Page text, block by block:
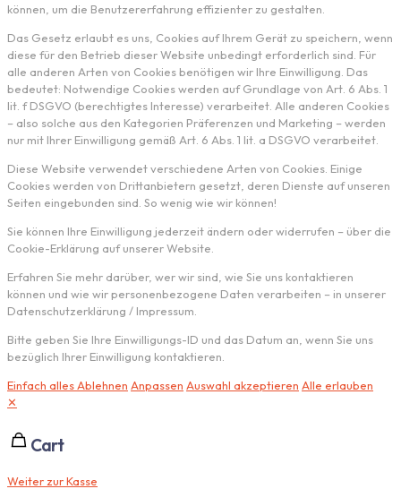
können, um die Benutzererfahrung effizienter zu gestalten.
Das Gesetz erlaubt es uns, Cookies auf Ihrem Gerät zu speichern, wenn
diese für den Betrieb dieser Website unbedingt erforderlich sind. Für
alle anderen Arten von Cookies benötigen wir Ihre Einwilligung. Das
bedeutet: Notwendige Cookies werden auf Grundlage von Art. 6 Abs. 1
lit. f DSGVO (berechtigtes Interesse) verarbeitet. Alle anderen Cookies
– also solche aus den Kategorien Präferenzen und Marketing – werden
nur mit Ihrer Einwilligung gemäß Art. 6 Abs. 1 lit. a DSGVO verarbeitet.
Diese Website verwendet verschiedene Arten von Cookies. Einige
Cookies werden von Drittanbietern gesetzt, deren Dienste auf unseren
Seiten eingebunden sind. So wenig wie wir können!
Sie können Ihre Einwilligung jederzeit ändern oder widerrufen – über die
Cookie-Erklärung auf unserer Website.
Erfahren Sie mehr darüber, wer wir sind, wie Sie uns kontaktieren
können und wie wir personenbezogene Daten verarbeiten – in unserer
Datenschutzerklärung / Impressum.
Bitte geben Sie Ihre Einwilligungs-ID und das Datum an, wenn Sie uns
bezüglich Ihrer Einwilligung kontaktieren.
Einfach alles Ablehnen Anpassen Auswahl akzeptieren Alle erlauben
✕
Cart
Weiter zur Kasse